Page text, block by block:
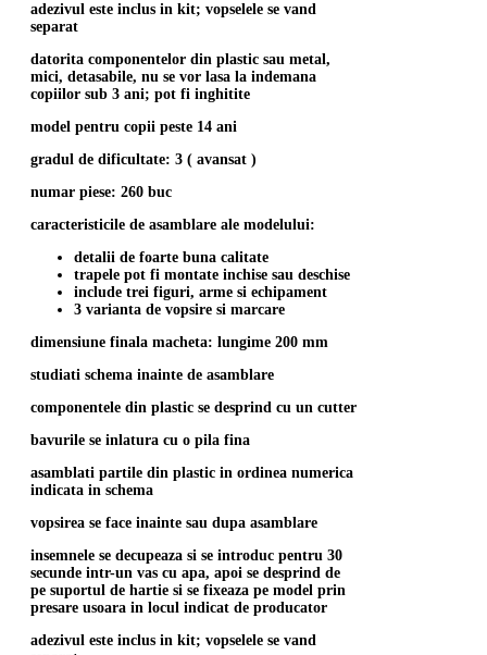
adezivul este inclus in kit; vopselele se vand
separat
datorita componentelor din plastic sau metal,
mici, detasabile, nu se vor lasa la indemana
copiilor sub 3 ani; pot fi inghitite
model pentru copii peste 14 ani
gradul de dificultate: 3 ( avansat )
numar piese: 260 buc
caracteristicile de asamblare ale modelului:
detalii de foarte buna calitate
trapele pot fi montate inchise sau deschise
include trei figuri, arme si echipament
3 varianta de vopsire si marcare
dimensiune finala macheta: lungime 200 mm
studiati schema inainte de asamblare
componentele din plastic se desprind cu un cutter
bavurile se inlatura cu o pila fina
asamblati partile din plastic in ordinea numerica
indicata in schema
vopsirea se face inainte sau dupa asamblare
insemnele se decupeaza si se introduc pentru 30
secunde intr-un vas cu apa, apoi se desprind de
pe suportul de hartie si se fixeaza pe model prin
presare usoara in locul indicat de producator
adezivul este inclus in kit; vopselele se vand